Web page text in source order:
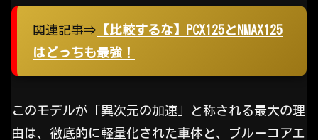
関連記事⇒ 【比較するな】PCX125とNMAX125
はどっちも最強！
このモデルが「異次元の加速」と称される最大の理
由は、徹底的に軽量化された車体と、ブルーコアエ